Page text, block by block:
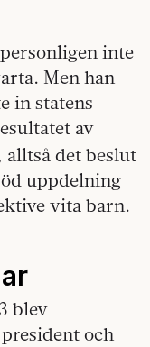
inte
Men han
in statens
av
alltså det beslut
uppdelning
vita barn.
blev
och